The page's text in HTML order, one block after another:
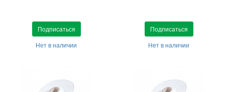
Подписаться
Нет в наличии
Подписаться
Нет в наличии